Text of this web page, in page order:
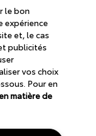
agréé ainsi que
Toyota Motor
ce formulaire,
canaux (adresse,
(assurance,
le bon
expérience
et, le cas
publicités
vos choix
Pour en
matière de